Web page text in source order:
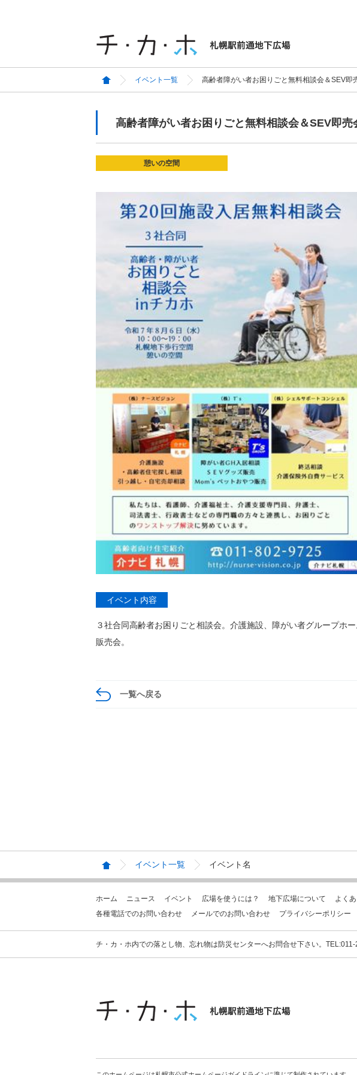
イベント一覧 高齢者障がい者お困りごと無料相談会＆SEV即
高齢者障がい者お困りごと無料相談会＆SEV即売
憩いの空間
イベント内容
３社合同高齢者お困りごと相談会。介護施設、障がい者グループホ
販売会。
一覧へ戻る
イベント一覧 イベント名
ホーム ニュース イベント 広場を使うには？ 地下広場について よく
各種電話でのお問い合わせ
メールでのお問い合わせ プライバシーポリシー
チ・カ・ホ内での落とし物、忘れ物は防災センターへお問合せ下さい。